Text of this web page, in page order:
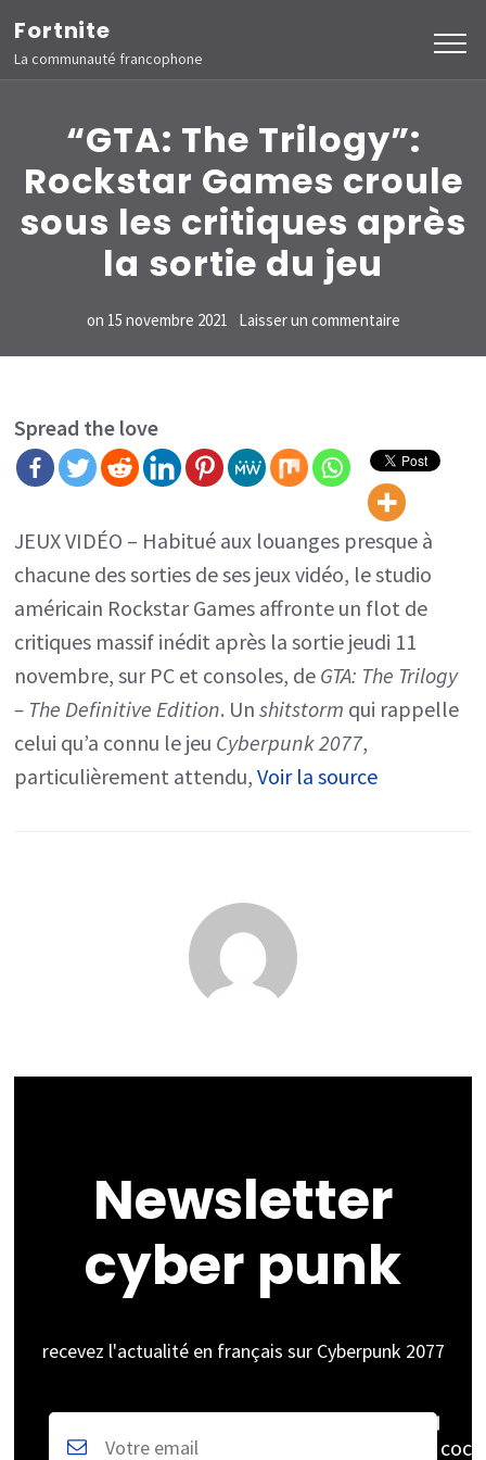
Aller
au
contenu
Fortnite
La communauté francophone
“GTA: The Trilogy”:
Rockstar Games croule
sous les critiques après
la sortie du jeu
on 15 novembre 2021 Laisser un commentairesur
“GTA:
Rockstar
Games
croule
sous
les
critiques
après
la
Spread the love
JEUX VIDÉO – Habitué aux louanges presque à
chacune des sorties de ses jeux vidéo, le studio
américain Rockstar Games affronte un flot de
critiques massif inédit après la sortie jeudi 11
novembre, sur PC et consoles, de GTA: The Trilogy
– The Definitive Edition. Unshitstorm qui rappelle
celui qu’a connu le jeu Cyberpunk 2077,
particulièrement attendu,Voir la source
Newsletter
cyber punk
recevez l'actualité en français sur Cyberpunk 2077